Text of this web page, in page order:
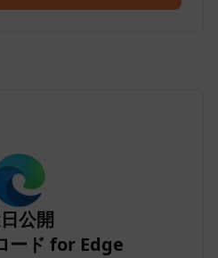
公開
ード for Edge